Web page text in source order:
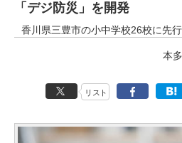
「デジ防災」を開発
香川県三豊市の小中学校26校に先
本
リスト